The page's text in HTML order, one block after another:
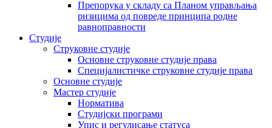
Препорука у складу са Планом управљања
ризицима од повреде принципа родне
равноправности
Студије
Струковне студије
Основне струковне студије права
Специјалистичке струковне студије права
Основне студије
Мастер студије
Норматива
Студијски програми
Упис и регулисање статуса